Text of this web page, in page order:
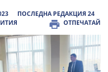
ПОСЛЕДНА РЕДАКЦИЯ 24
ОТПЕЧАТАЙ